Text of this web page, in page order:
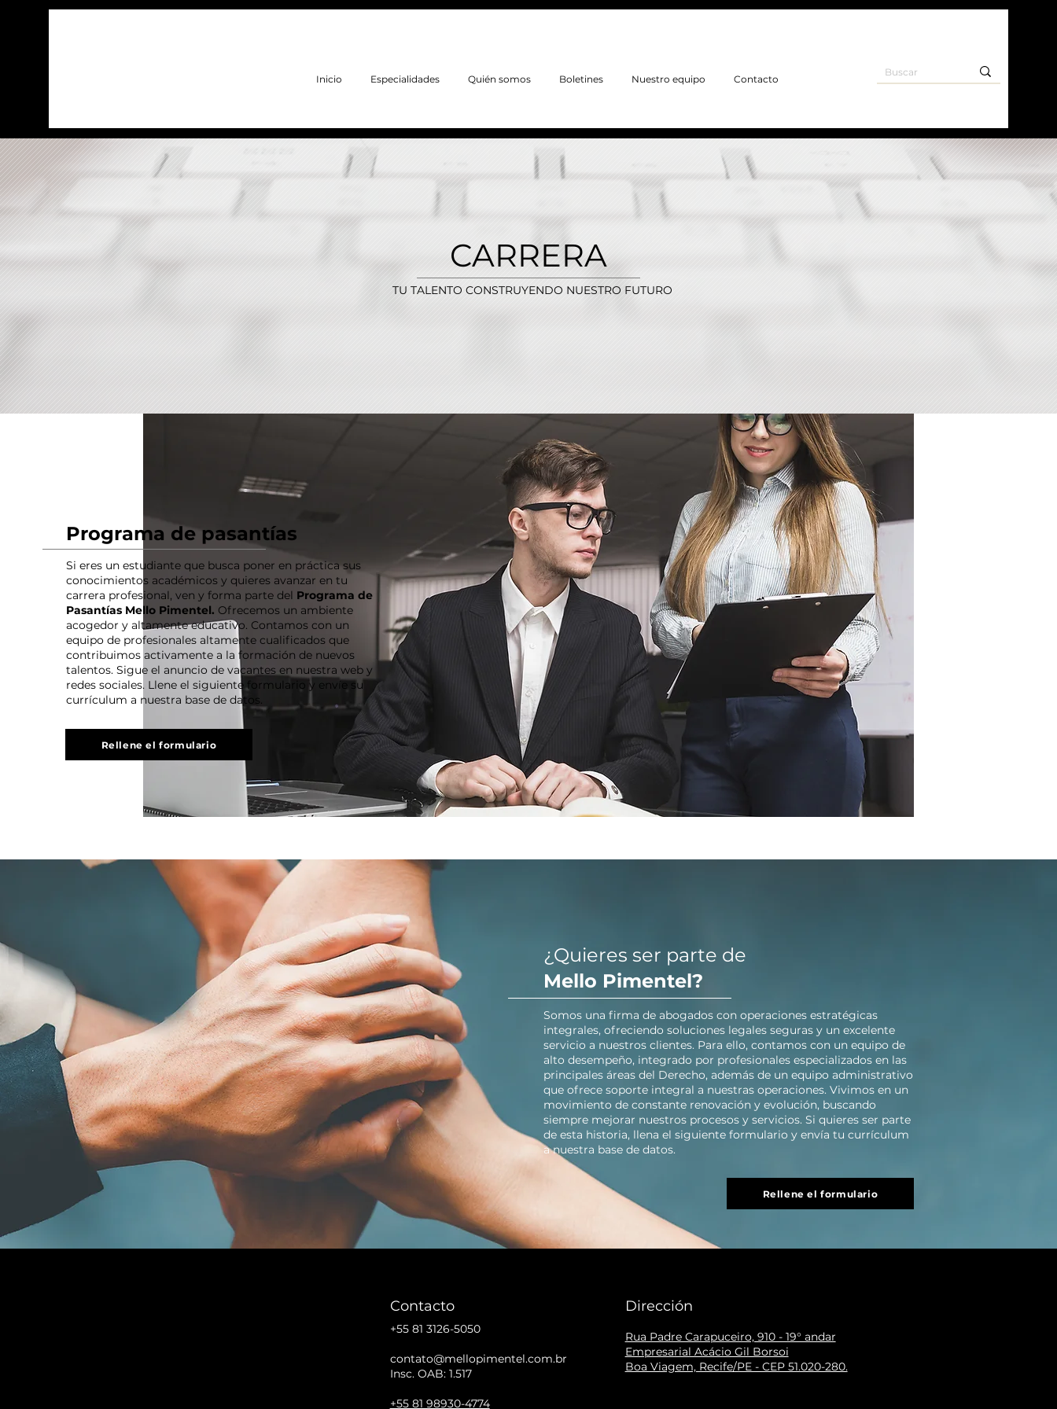
Inicio Especialidades Quién somos Boletines Nuestro equipo Contacto
CARRERA
TU TALENTO CONSTRUYENDO NUESTRO FUTURO
Programa de pasantías
Si eres un estudiante que busca poner en práctica sus
conocimientos académicos y quieres avanzar en tu
carrera profesional, ven y forma parte del Programa de
Pasantías Mello Pimentel. Ofrecemos un ambiente
acogedor y altamente educativo. Contamos con un
equipo de profesionales altamente cualificados que
contribuimos activamente a la formación de nuevos
talentos. Sigue el anuncio de vacantes en nuestra web y
redes sociales. Llene el siguiente formulario y envíe su
currículum a nuestra base de datos.
Rellene el formulario
¿Quieres ser parte de
Mello Pimentel?
Somos una firma de abogados con operaciones estratégicas
integrales, ofreciendo soluciones legales seguras y un excelente
servicio a nuestros clientes. Para ello, contamos con un equipo de
alto desempeño, integrado por profesionales especializados en las
principales áreas del Derecho, además de un equipo administrativo
que ofrece soporte integral a nuestras operaciones. Vivimos en un
movimiento de constante renovación y evolución, buscando
siempre mejorar nuestros procesos y servicios. Si quieres ser parte
de esta historia, llena el siguiente formulario y envía tu currículum
a nuestra base de datos.
Rellene el formulario
Contacto Dirección
+55 81 3126-5050
contato@mellopimentel.com.br
Insc. OAB: 1.517
+55 81 98930-4774
Rua Padre Carapuceiro, 910 - 19° andar
Empresarial Acácio Gil Borsoi
Boa Viagem, Recife/PE - CEP 51.020-280.